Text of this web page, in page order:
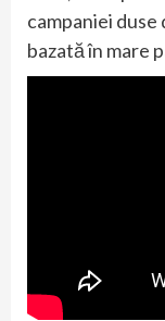
campaniei duse
bazată în mare